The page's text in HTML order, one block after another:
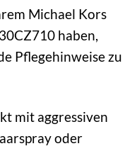
Michael Kors
haben,
Pflegehinweise zu
mit aggressiven
oder